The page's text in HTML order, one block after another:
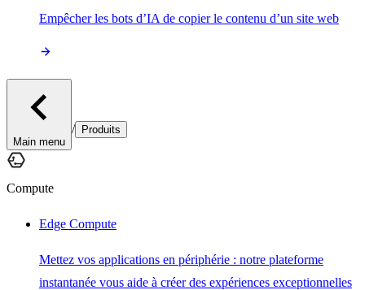
Empêcher les bots d’IA de copier le contenu d’un site web
Main menu
/ Produits
Compute
Edge Compute
Mettez vos applications en périphérie : notre plateforme
instantanée vous aide à créer des expériences exceptionnelles